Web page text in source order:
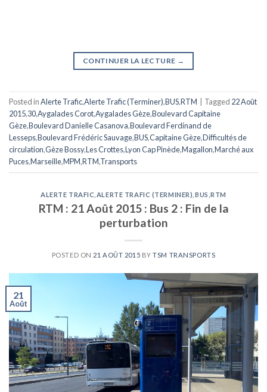
CONTINUER LA LECTURE →
Posted inAlerte Trafic,Alerte Trafic (Terminer),BUS,RTM Tagged 22 Août
2015,30,Aygalades Corot,Aygalades Gèze,Boulevard Capitaine
Gèze,Boulevard Danielle Casanova,Boulevard Ferdinand de
Lesseps,Boulevard Frédéric Sauvage,BUS,Capitaine Gèze,Difficultés de
circulation,Gèze Bossy,Les Crottes,Lyon Cap Pinède,Magallon,Marché aux
Puces,Marseille,MPM,RTM,Transports
ALERTE TRAFIC ALERTE TRAFIC (TERMINER) BUS ,RTM
RTM : 21 Août 2015 : Bus 2 : Fin de la
perturbation
POSTED ON 21 AOÛT 2015 BYTSM TRANSPORTS
21
Août